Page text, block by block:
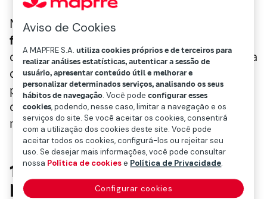
Na Mapfre apostamos na
financeira
chave que nos capacita e nos dá a confiança
de que precisamos para tomar decisões,
para ser mais conscientes dos riscos e
oportunidades, e para adotar ações que
melhorem nosso bem-estar.
10 conceitos financeiros
para o empreendimento
Aviso de Cookies
A MAPFRE S.A.utiliza cookies próprios e de terceiros para
realizar análises estatísticas, autenticar a sessão de
usuário, apresentar conteúdo útil e melhorar e
personalizar determinados serviços, analisando os seus
hábitos de navegação. Você podeconfigurar esses
cookies, podendo, nesse caso, limitar a navegação e os
serviços do site. Se você aceitar os cookies, consentirá
com a utilização dos cookies deste site. Você pode
aceitar todos os cookies, configurá-los ou rejeitar seu
uso. Se desejar mais informações, você pode consultar
nossa Política de cookiese Política de Privacidade.
Configurar cookies